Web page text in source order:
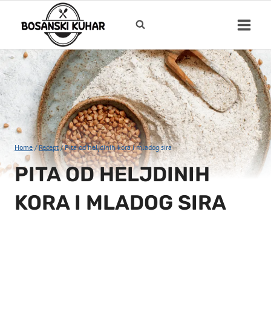
Home / Recept / Pita od heljdinih kora i mladog sira
PITA OD HELJDINIH
KORA I MLADOG SIRA